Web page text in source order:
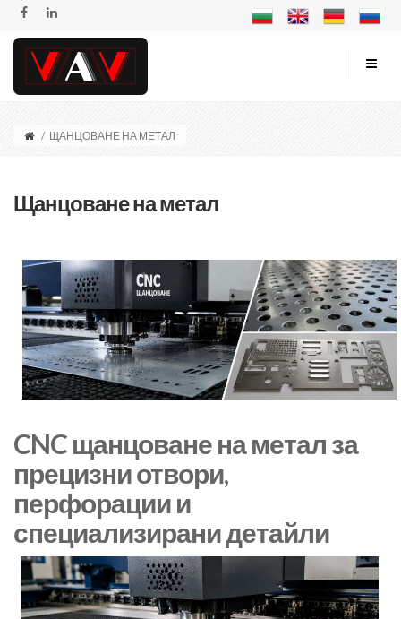
/ ЩАНЦОВАНЕ НА МЕТАЛ
Щанцоване на метал
CNC щанцоване на метал за
прецизни отвори,
перфорации и
специализирани детайли